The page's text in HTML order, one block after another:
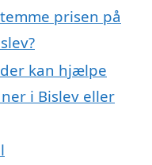
prisen på
kan hjælpe
i Bislev eller